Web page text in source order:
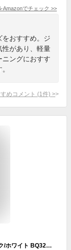
Amazonでチェック >>
をおすすめ。ジ
性があり、軽量
ングにおすす
めコメント (1 件) >
[ナイキ] レボリューション 5 Revolution 5 ブラック/ホワイト BQ3204-002 28.5cm ナイキジャパン正規品